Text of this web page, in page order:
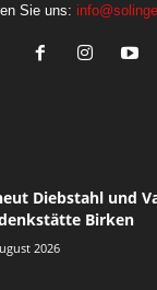
Sie uns:
Diebstahl und
Birken
2026